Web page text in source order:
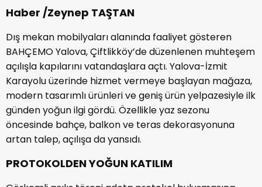
Haber /Zeynep TAŞTAN
Dış mekan mobilyaları alanında faaliyet gösteren
BAHÇEMO Yalova, Çiftlikköy’de düzenlenen muhteşem
açılışla kapılarını vatandaşlara açtı. Yalova-İzmit
Karayolu üzerinde hizmet vermeye başlayan mağaza,
modern tasarımlı ürünleri ve geniş ürün yelpazesiyle ilk
günden yoğun ilgi gördü. Özellikle yaz sezonu
öncesinde bahçe, balkon ve teras dekorasyonuna
artan talep, açılışa da yansıdı.
PROTOKOLDEN YOĞUN KATILIM